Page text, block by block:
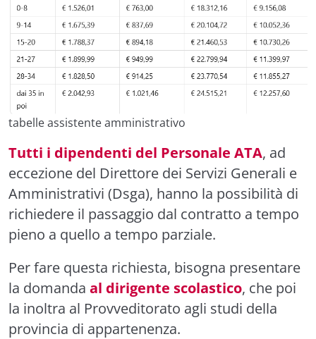
tabelle assistente amministrativo
Tutti i dipendenti del Personale ATA, ad
eccezione del Direttore dei Servizi Generali e
Amministrativi (Dsga), hanno la possibilità di
richiedere il passaggio dal contratto a tempo
pieno a quello a tempo parziale.
Per fare questa richiesta, bisogna presentare
la domanda al dirigente scolastico, che poi
la inoltra al Provveditorato agli studi della
provincia di appartenenza.